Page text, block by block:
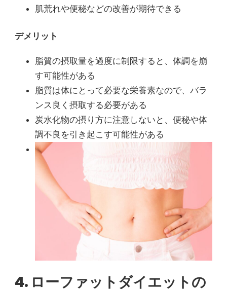
肌荒れや便秘などの改善が期待できる
デメリット
脂質の摂取量を過度に制限すると、体調を崩
す可能性がある
脂質は体にとって必要な栄養素なので、バラ
ンス良く摂取する必要がある
炭水化物の摂り方に注意しないと、便秘や体
調不良を引き起こす可能性がある
4. ローファットダイエットの